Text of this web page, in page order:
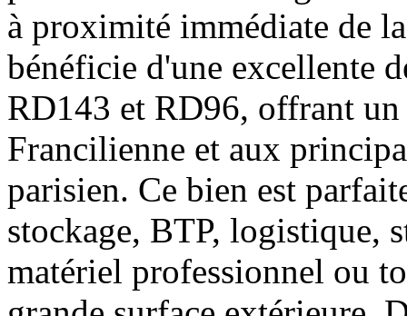
à proximité immédiate de
bénéficie d'une excellente
RD143 et RD96, offrant un
Francilienne et aux
parisien. Ce bien est
stockage, BTP, logistique,
matériel professionnel ou